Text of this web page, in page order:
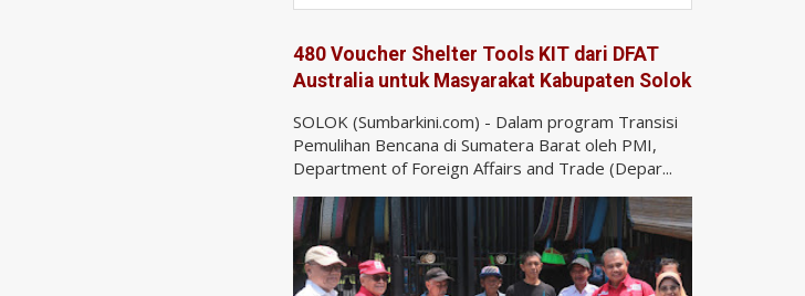
480 Voucher Shelter Tools KIT dari DFAT
Australia untuk Masyarakat Kabupaten Solok
SOLOK (Sumbarkini.com) - Dalam program Transisi
Pemulihan Bencana di Sumatera Barat oleh PMI,
Department of Foreign Affairs and Trade (Depar...